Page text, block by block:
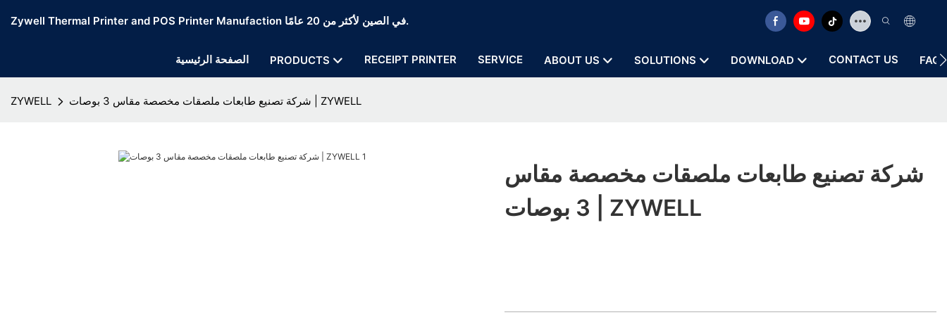
Zywell Thermal Printer and POS Printer Manufaction في الصين لأكثر من 20 عامًا.
الصفحة الرئيسية PRODUCTS RECEIPT PRINTER SERVICE ABOUT US SOLUTIONS DOWNLOAD CONTACT US FAQ
ZYWELL شركة تصنيع طابعات ملصقات مخصصة مقاس 3 بوصات | ZYWELL
شركة تصنيع طابعات ملصقات مخصصة مقاس
3 بوصات | ZYWELL